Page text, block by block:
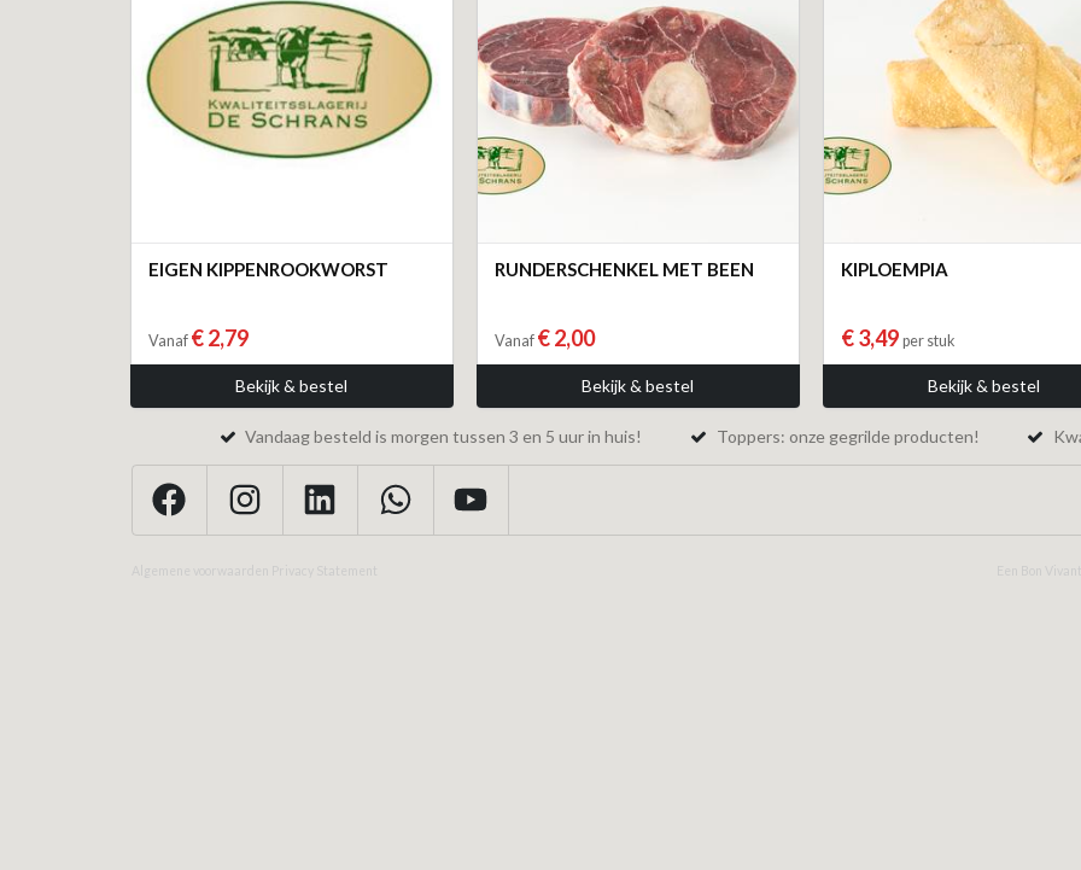
EIGEN KIPPENROOKWORST
Vanaf € 2,79
Bekijk & bestel
RUNDERSCHENKEL MET BEEN
Vanaf € 2,00
Bekijk & bestel
KIPLOEMPIA
€ 3,49 per stuk
Bekijk & bestel
Vandaag besteld is morgen tussen 3 en 5 uur in huis! Toppers: onze gegrilde producten!